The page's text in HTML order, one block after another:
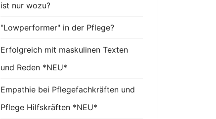
ist nur wozu?
"Lowperformer" in der Pflege?
Erfolgreich mit maskulinen Texten
und Reden *NEU*
Empathie bei Pflegefachkräften und
Pflege Hilfskräften *NEU*